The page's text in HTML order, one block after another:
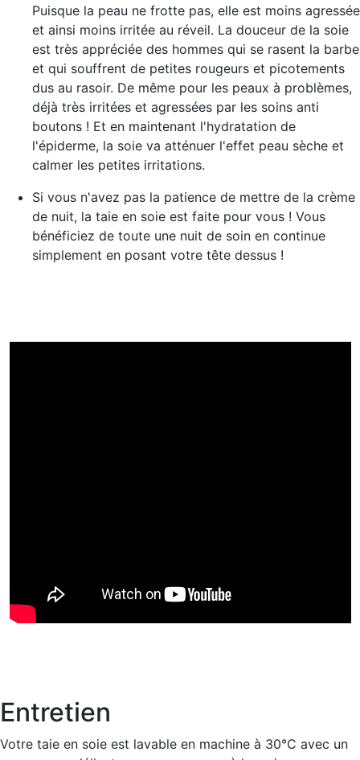
Puisque la peau ne frotte pas, elle est moins agressée
et ainsi moins irritée au réveil. La douceur de la soie
est très appréciée des hommes qui se rasent la barbe
et qui souffrent de petites rougeurs et picotements
dus au rasoir. De même pour les peaux à problèmes,
déjà très irritées et agressées par les soins anti
boutons ! Et en maintenant l'hydratation de
l'épiderme, la soie va atténuer l'effet peau sèche et
calmer les petites irritations.
Si vous n'avez pas la patience de mettre de la crème
de nuit, la taie en soie est faite pour vous ! Vous
bénéficiez de toute une nuit de soin en continue
simplement en posant votre tête dessus !
Entretien
Votre taie en soie est lavable en machine à 30°C avec un